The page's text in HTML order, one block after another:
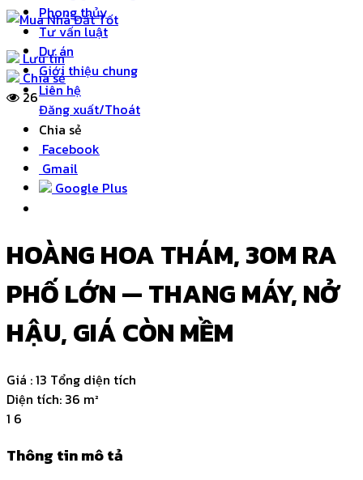
Phong thủy
Tư vấn luật
Dự án
Giới thiệu chung
Liên hệ
Đăng xuất/Thoát
Lưu tin
Chia sẻ
26
Chia sẻ
Facebook
Gmail
Google Plus
HOÀNG HOA THÁM, 30M RA
PHỐ LỚN — THANG MÁY, NỞ
HẬU, GIÁ CÒN MỀM
Giá :13 Tổng diện tích
Diện tích: 36 m²
1 6
Thông tin mô tả